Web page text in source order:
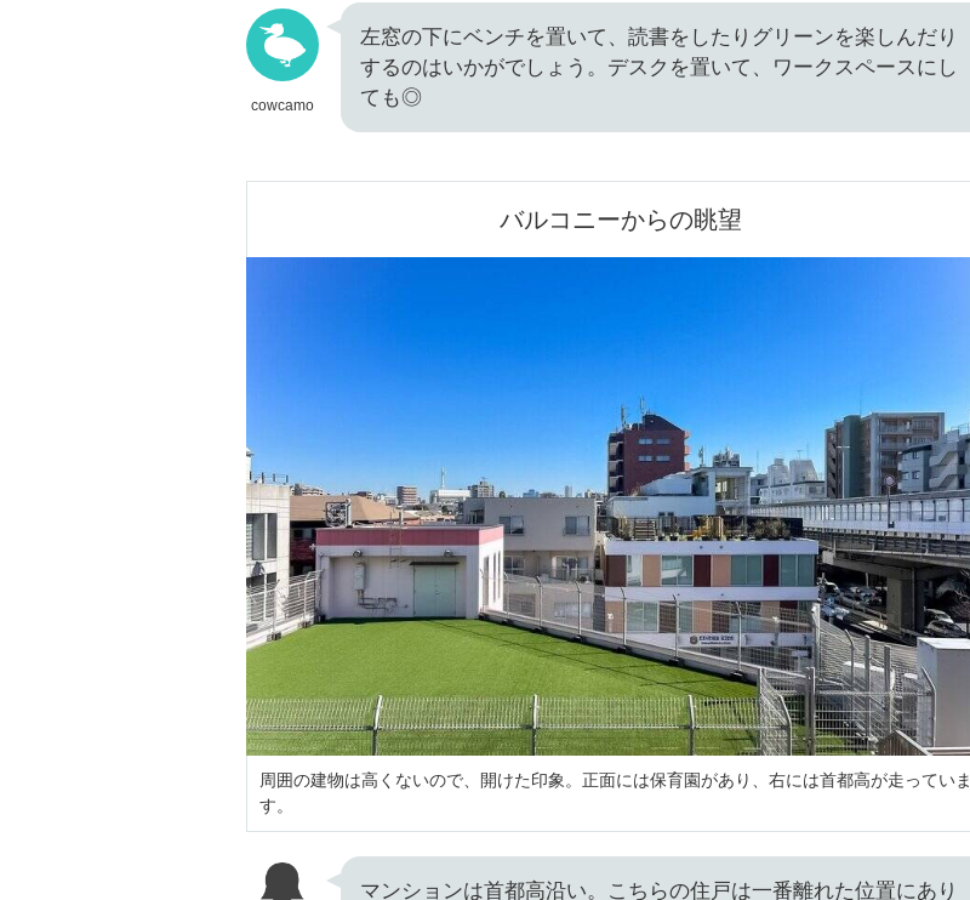
cowcamo
左窓の下にベンチを置いて、読書をしたりグリーンを楽しんだり
するのはいかがでしょう。デスクを置いて、ワークスペースにし
ても◎
バルコニーからの眺望
周囲の建物は高くないので、開けた印象。正面には保育園があり、右には首都高が走っていま
す。
マンションは首都高沿い。こちらの住戸は一番離れた位置にあり